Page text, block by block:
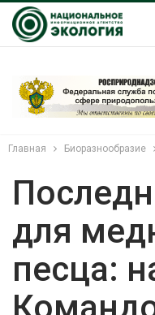
Главная Биоразнообразие
для
песца: